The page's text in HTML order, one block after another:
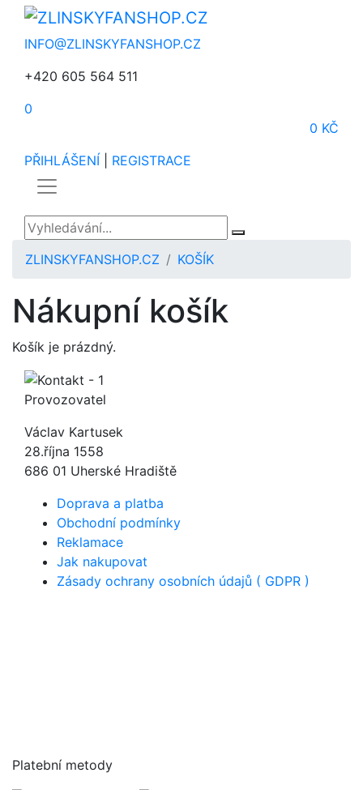
INFO@ZLINSKYFANSHOP.CZ
+420 605 564 511
0
0 KČ
PŘIHLÁŠENÍ
REGISTRACE
ZLINSKYFANSHOP.CZ KOŠÍK
Nákupní košík
Košík je prázdný.
Provozovatel
Václav Kartusek
28.října 1558
686 01 Uherské Hradiště
Doprava a platba
Obchodní podmínky
Reklamace
Jak nakupovat
Zásady ochrany osobních údajů ( GDPR )
Platební metody